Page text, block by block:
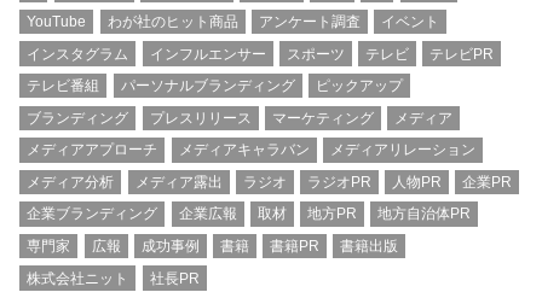
YouTube
わが社のヒット商品 アンケート調査
イベント
インスタグラム
インフルエンサー スポーツ テレビ
テレビPR
テレビ番組
パーソナルブランディング
ピックアップ
ブランディング
プレスリリース マーケティング
メディア
メディアアプローチ
メディアキャラバン
メディアリレーション
メディア分析
メディア露出 ラジオ ラジオPR 人物PR
企業PR
企業ブランディング
企業広報 取材 地方PR
地方自治体PR
専門家
広報 成功事例 書籍 書籍PR
書籍出版
株式会社ニット
社長PR